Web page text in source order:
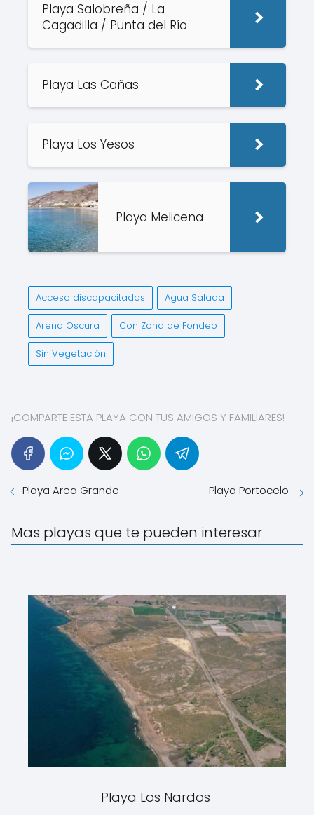
Playa Salobreña / La
Cagadilla / Punta del Río
Playa Las Cañas
Playa Los Yesos
Playa Melicena
Acceso discapacitados Agua Salada
Arena Oscura Con Zona de Fondeo
Sin Vegetación
¡COMPARTE ESTA PLAYA CON TUS AMIGOS Y FAMILIARES!
Playa Area Grande Playa Portocelo
Mas playas que te pueden interesar
Playa Los Nardos